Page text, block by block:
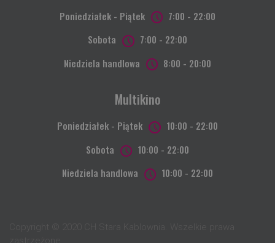
Poniedziałek - Piątek
7:00 - 22:00
Sobota
7:00 - 22:00
Niedziela handlowa
8:00 - 20:00
Multikino
Poniedziałek - Piątek
10:00 - 22:00
Sobota
10:00 - 22:00
Niedziela handlowa
10:00 - 22:00